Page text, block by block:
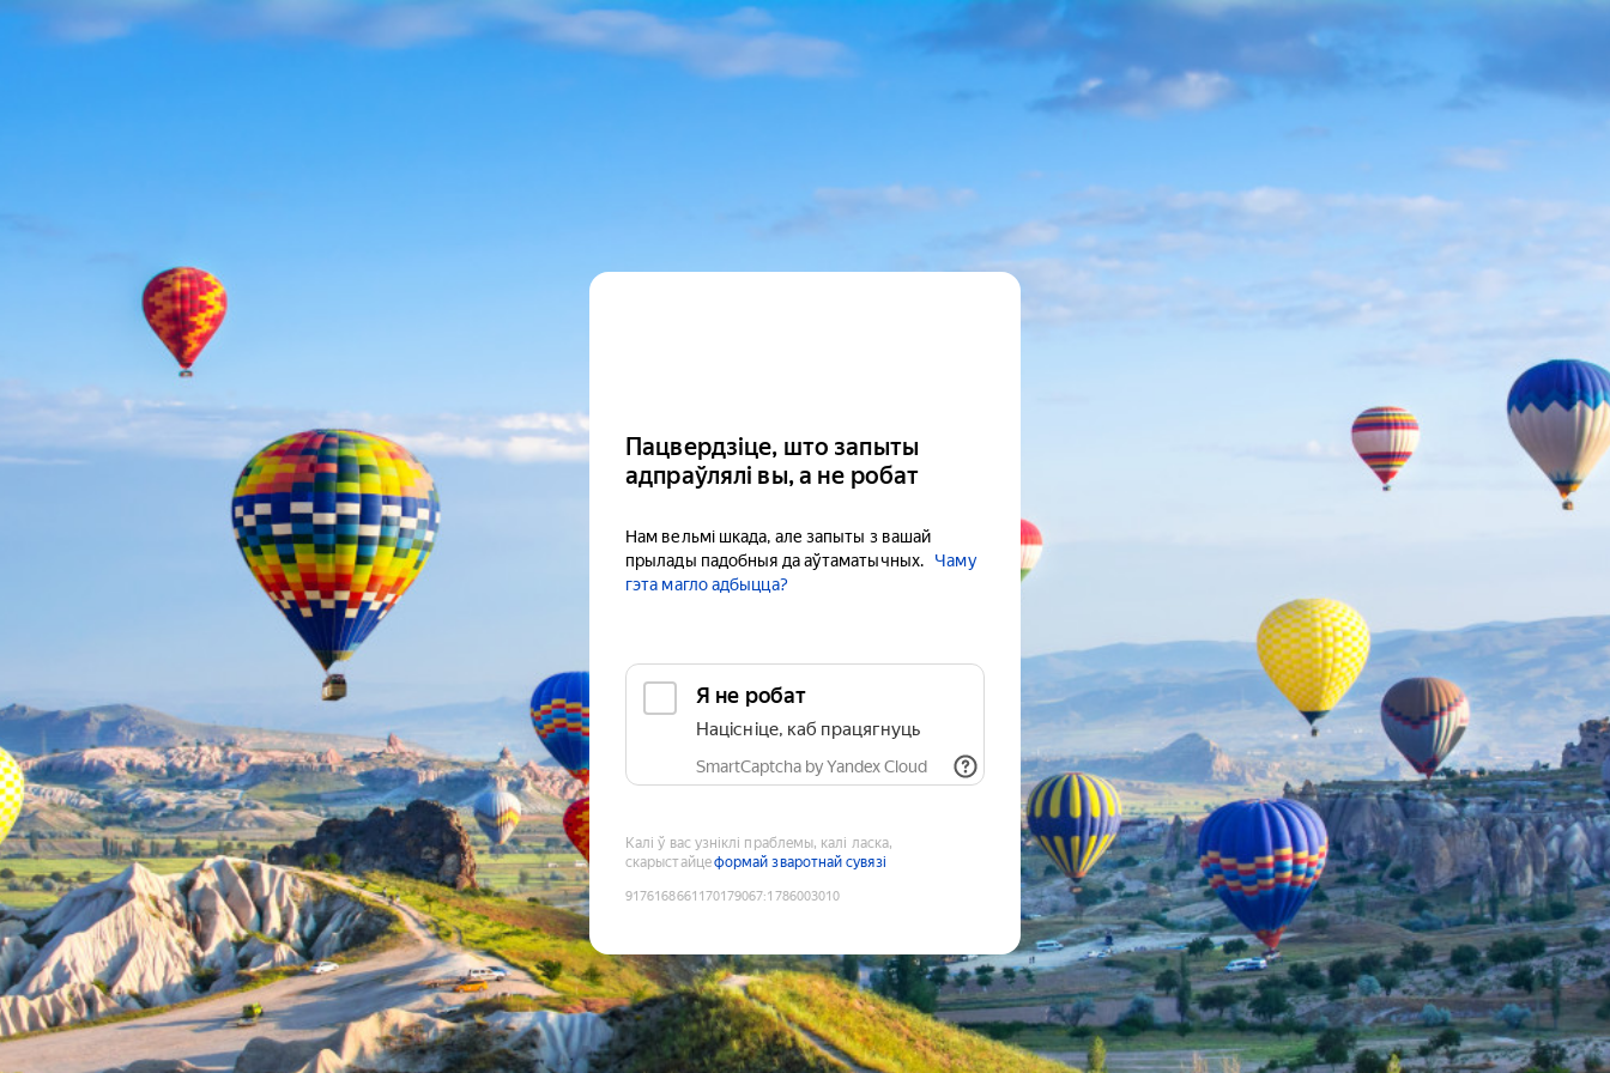
Пацвердзіце, што запыты
адпраўлялі вы, а не робат
Нам вельмі шкада, але запыты з вашай
прылады падобныя да аўтаматычных.
Чаму
гэта магло адбыцца?
Я не робат
Націсніце, каб працягнуць
SmartCaptcha by Yandex Cloud
Калі ў вас узніклі праблемы, калі ласка,
скарыстайцеформай зваротнай сувязі
9176168661170179067:1786003010